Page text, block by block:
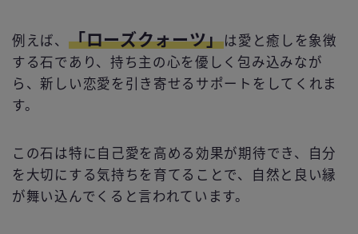
例えば、 「ローズクォーツ」は愛と癒しを象徴
する石であり、持ち主の心を優しく包み込みなが
ら、新しい恋愛を引き寄せるサポートをしてくれま
す。
この石は特に自己愛を高める効果が期待でき、自分
を大切にする気持ちを育てることで、自然と良い縁
が舞い込んでくると言われています。